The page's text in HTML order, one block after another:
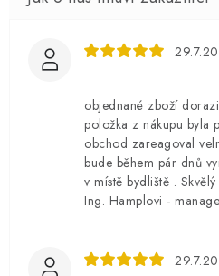
objednané zboží
položka z nákupu byla
obchod zareagoval
bude během pár dnů
v místě bydliště .
Ing. Hamplovi -